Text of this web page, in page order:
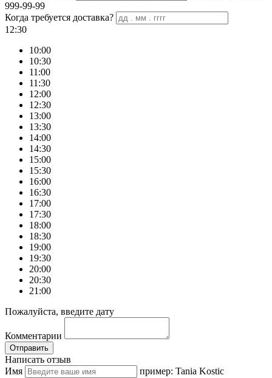
999-99-99
Когда требуется доставка?
12:30
10:00
10:30
11:00
11:30
12:00
12:30
13:00
13:30
14:00
14:30
15:00
15:30
16:00
16:30
17:00
17:30
18:00
18:30
19:00
19:30
20:00
20:30
21:00
Пожалуйста, введите дату
Комментарии
Отправить
Написать отзыв
Имя
пример: Tania Kostic